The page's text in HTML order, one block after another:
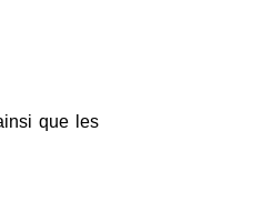
que les